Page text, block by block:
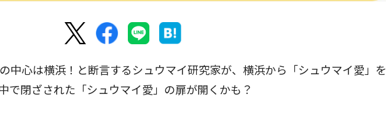
中心は横浜！と断言するシュウマイ研究家が、横浜から「シュウマイ愛」を
で閉ざされた「シュウマイ愛」の扉が開くかも？